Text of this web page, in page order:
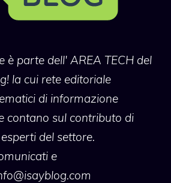
è parte dell' AREA TECH del
la cui rete editoriale
di informazione
contano sul contributo di
del settore.
e